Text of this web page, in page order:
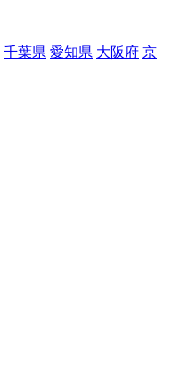
千葉県 愛知県 大阪府 京